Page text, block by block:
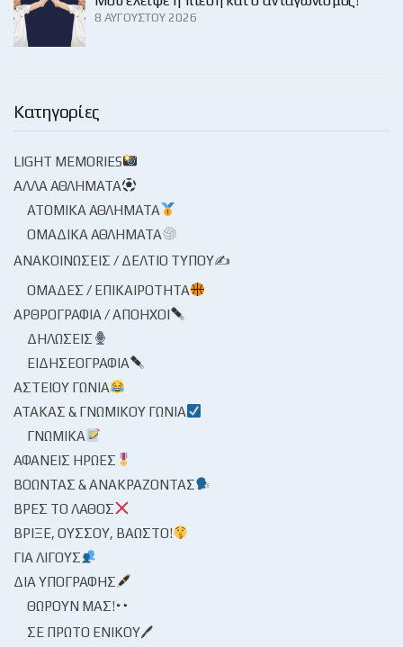
8 ΑΥΓΟΎΣΤΟΥ 2026
Κατηγορίες
LIGHT MEMORIES
ΆΛΛΑ ΑΘΛΉΜΑΤΑ
ΑΤΟΜΙΚΆ ΑΘΛΉΜΑΤΑ
ΟΜΑΔΙΚΆ ΑΘΛΉΜΑΤΑ
ΑΝΑΚΟΙΝΏΣΕΙΣ / ΔΕΛΤΊΟ ΤΎΠΟΥ✍
ΟΜΆΔΕΣ / ΕΠΙΚΑΙΡΌΤΗΤΑ
ΑΡΘΡΟΓΡΑΦΊΑ / ΑΠΌΗΧΟΙ
ΔΗΛΏΣΕΙΣ
ΕΙΔΗΣΕΟΓΡΑΦΊΑ
ΑΣΤΕΊΟΥ ΓΩΝΊΑ
ΑΤΆΚΑΣ & ΓΝΩΜΙΚΟΎ ΓΩΝΊΑ
ΓΝΩΜΙΚΆ
ΑΦΑΝΕΊΣ ΉΡΩΕΣ
ΒΟΏΝΤΑΣ & ΑΝΑΚΡΆΖΟΝΤΑΣ
ΒΡΕΣ ΤΟ ΛΆΘΟΣ
ΒΡΊΞΕ, ΟΎΣΣΟΥ, ΒΆΩΣΤΟ!
ΓΙΑ ΛΊΓΟΥΣ
ΔΙΑ ΥΠΟΓΡΑΦΉΣ
ΘΩΡΟΎΝ ΜΑΣ!
ΣΕ ΠΡΏΤΟ ΕΝΙΚΟΎ🖊